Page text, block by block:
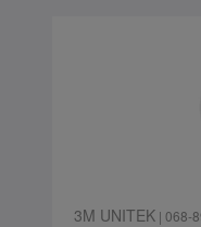
3M UNITEK| 068-